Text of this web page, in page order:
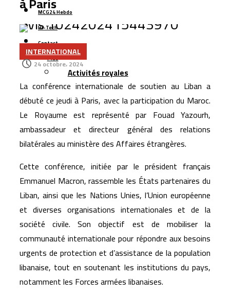
Samsung enregistre un nouveau record de
précommandes pour ses smartphones pliables
Managem prend le contrôle du projet gazier de
Tendrara avant le démarrage de la production
L’Allemagne accorde un prêt de 66 millions d’euros pour
moderniser le secteur de l’eau au Maroc
Renault Maroc renforce son leadership industriel avec
200.000 véhicules produits et plus de 167.000 unités
exportées
pour accélérer la course aux puces d’intelligence
artificielle
MCG24 Hebdo
Hi-Tech
Contact
Plus
Activités royales
INTERNATIONAL
24 octobre، 2024
La conférence internationale de soutien au Liban a
débuté ce jeudi à Paris, avec la participation du Maroc.
Le Royaume est représenté par Fouad Yazourh,
ambassadeur et directeur général des relations
bilatérales au ministère des Affaires étrangères.
Cette conférence, initiée par le président français
Emmanuel Macron, rassemble les États partenaires du
Liban, ainsi que les Nations Unies, l’Union européenne
et diverses organisations internationales et de la
société civile. Son objectif est de mobiliser la
communauté internationale pour répondre aux besoins
urgents de protection et d’assistance de la population
libanaise, tout en soutenant les institutions du pays,
notamment les Forces armées libanaises.